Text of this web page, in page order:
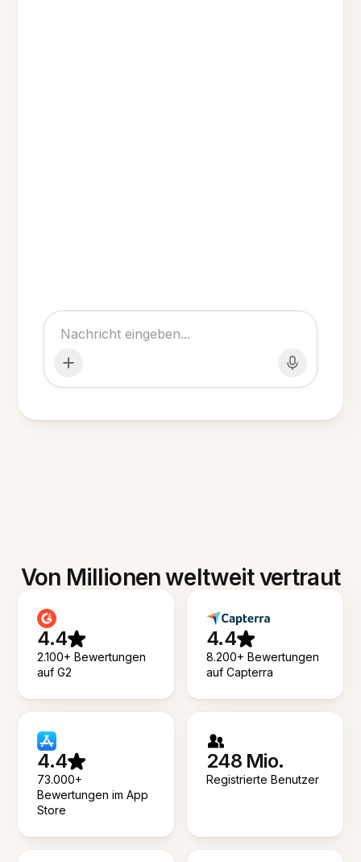
Von Millionen weltweit vertraut
4.4
2.100+ Bewertungen
auf G2
4.4
8.200+ Bewertungen
auf Capterra
4.4
73.000+
Bewertungen im App
Store
248 Mio.
Registrierte Benutzer